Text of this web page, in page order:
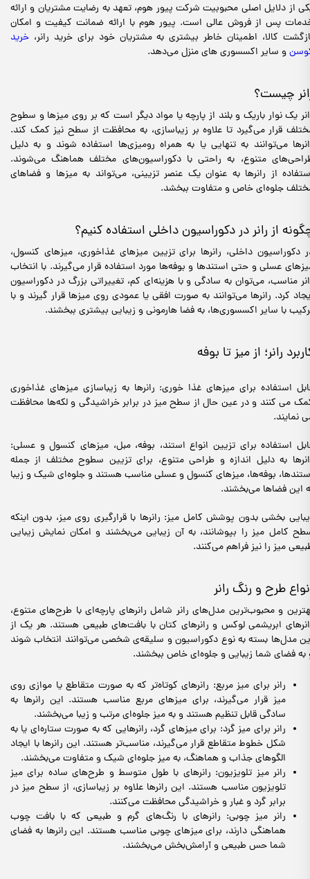
از دلایل اصلی محبوبیت شرکت پیور هوم، تعهد به رضایت مشتریان و ارائه
پس از فروش عالی است. پیور هوم با ارائه ضمانت کیفیت و امکان
کالا، اطمینان خاطر بیشتری به مشتریان خود برای خرید رانر، خرید
و سایر اکسسوری های منزل می‌دهد.
چیست؟
یک نوار باریک و بلند از پارچه یا مواد دیگر است که بر روی میزها و سطوح
قرار می‌گیرد تا علاوه بر زیباسازی، به محافظت از سطح نیز کمک کند.
می‌توانند به تنهایی یا به همراه رومیزی‌ها استفاده شوند و به دلیل
متنوع، به راحتی با دکوراسیون‌های مختلف هماهنگ می‌شوند.
از رانرها به عنوان یک عنصر تزیینی، می‌تواند به میزها و فضاهای
جلوه‌ای خاص و متفاوت ببخشد.
از رانر در دکوراسیون داخلی استفاده کنیم؟
دکوراسیون داخلی، رانرها برای تزیین میزهای غذاخوری، میزهای کنسول،
عسلی و حتی استندها و بوفه‌ها مورد استفاده قرار می‌گیرند. با انتخاب
مناسب، می‌توان به سادگی و با هزینه‌ای کم، تغییراتی بزرگ در دکوراسیون
کرد. رانرها می‌توانند به صورت افقی یا عمودی روی میزها قرار گیرند و با
با سایر اکسسوری‌ها، به فضا هارمونی و زیبایی بیشتری ببخشند.
رانر؛ از میز تا بوفه
استفاده برای میزهای غذا خوری: رانرها به زیباسازی میزهای غذاخوری
می کنند و در عین حال از سطح میز در برابر خراشیدگی و لکه‌ها محافظت
نمایند.
استفاده برای تزیین انواع استند، بوفه، مبل، میزهای کنسول و عسلی:
به دلیل اندازه و طراحی متنوع، برای تزیین سطوح مختلف از جمله
بوفه‌ها، میزهای کنسول و عسلی مناسب هستند و جلوه‌ای شیک و زیبا
این فضاها می‌بخشند.
بخشی بدون پوشش کامل میز: رانرها با قرارگیری روی میز، بدون اینکه
کامل میز را بپوشانند، به آن زیبایی می‌بخشند و امکان نمایش زیبایی
میز را نیز فراهم می‌کنند.
طرح و رنگ رانر
و محبوب‌ترین مدل‌های رانر شامل رانرهای پارچه‌ای با طرح‌های متنوع،
ابریشمی لوکس و رانرهای کتان با بافت‌های طبیعی هستند. هر یک از
مدل‌ها بسته به نوع دکوراسیون و سلیقه‌ی شخصی می‌توانند انتخاب شوند
به فضای شما زیبایی و جلوه‌ای خاص ببخشند.
رانر برای میز مربع: رانرهای کوتاه‌تر که به صورت متقاطع یا موازی روی
میز قرار می‌گیرند، برای میزهای مربع مناسب هستند. این رانرها به
سادگی قابل تنظیم هستند و به میز جلوه‌ای مرتب و زیبا می‌بخشند.
رانر برای میز گرد: برای میزهای گرد، رانرهایی که به صورت ستاره‌ای یا به
شکل خطوط متقاطع قرار می‌گیرند، مناسب‌تر هستند. این رانرها با ایجاد
الگوهای جذاب و هماهنگ، به میز جلوه‌ای شیک و متفاوت می‌بخشند.
رانر میز تلویزیون: رانرهای با طول متوسط و طرح‌های ساده برای میز
تلویزیون مناسب هستند. این رانرها علاوه بر زیباسازی، از سطح میز در
برابر گرد و غبار و خراشیدگی محافظت می‌کنند.
رانر میز چوبی: رانرهای با رنگ‌های گرم و طبیعی که با بافت چوب
هماهنگی دارند، برای میزهای چوبی مناسب هستند. این رانرها به فضای
شما حس طبیعی و آرامش‌بخش می‌بخشند.